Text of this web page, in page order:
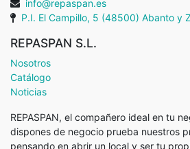
info@repaspan.es
P.I. El Campillo, 5 (48500) Abanto y
REPASPAN S.L.
Nosotros
Catálogo
Noticias
REPASPAN, el compañero ideal en tu
dispones de negocio prueba nuestros
pensando en abrir un local y ser tu